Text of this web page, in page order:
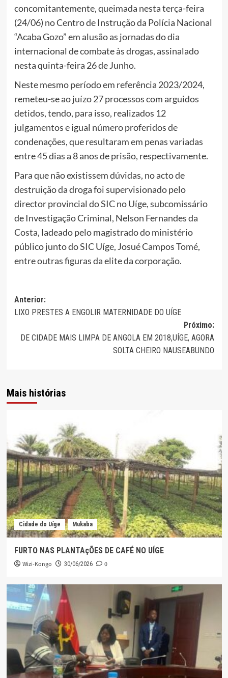
concomitantemente, queimada nesta terça-feira
(24/06) no Centro de Instrução da Polícia Nacional
“Acaba Gozo” em alusão as jornadas do dia
internacional de combate às drogas, assinalado
nesta quinta-feira 26 de Junho.
Neste mesmo período em referência 2023/2024,
remeteu-se ao juízo 27 processos com arguidos
detidos, tendo, para isso, realizados 12
julgamentos e igual número proferidos de
condenações, que resultaram em penas variadas
entre 45 dias a 8 anos de prisão, respectivamente.
Para que não existissem dúvidas, no acto de
destruição da droga foi supervisionado pelo
director provincial do SIC no Uíge, subcomissário
de Investigação Criminal, Nelson Fernandes da
Costa, ladeado pelo magistrado do ministério
público junto do SIC Uíge, Josué Campos Tomé,
entre outras figuras da elite da corporação.
Navegação
de
artigos
Anterior:
LIXO PRESTES A ENGOLIR MATERNIDADE DO UÍGE
Próximo:
DE CIDADE MAIS LIMPA DE ANGOLA EM 2018,UÍGE, AGORA
SOLTA CHEIRO NAUSEABUNDO
Mais histórias
Cidade do Uíge Mukaba
FURTO NAS PLANTAçÕES DE CAFÉ NO UÍGE
Wizi-Kongo 30/06/2026 0